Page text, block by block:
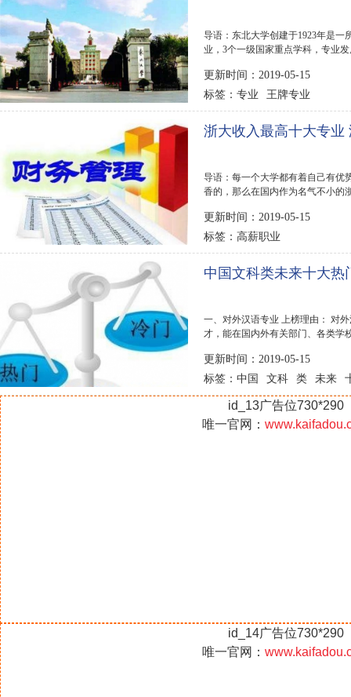
导语：东北大学创建于1923年是一
业，3个一级国家重点学科，专业
更新时间：2019-05-15
标签： 专业 王牌专业
浙大收入最高十大专业
导语：每一个大学都有着自己有优
香的，那么在国内作为名气不小的
更新时间：2019-05-15
标签： 高薪职业
中国文科类未来十大热
一、对外汉语专业 上榜理由： 对
才，能在国内外有关部门、各类学
更新时间：2019-05-15
标签： 中国 文科 类 未来
id_13广告位730*290
唯一官网：
id_14广告位730*290
唯一官网：